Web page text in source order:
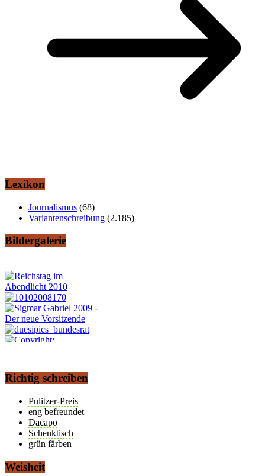
Lexikon
Journalismus (68)
Variantenschreibung (2.185)
Bildergalerie
Richtig schreiben
Pulitzer-Preis
eng befreundet
Dacapo
Schenktisch
grün färben
Weisheit